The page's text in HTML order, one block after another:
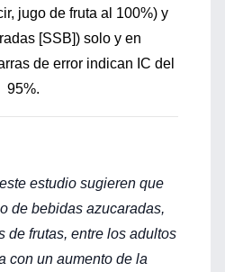
jugo de fruta al 100%) y
[SSB]) solo y en
de error indican IC del
95%.
estudio sugieren que
de bebidas azucaradas,
de frutas, entre los adultos
con un aumento de la